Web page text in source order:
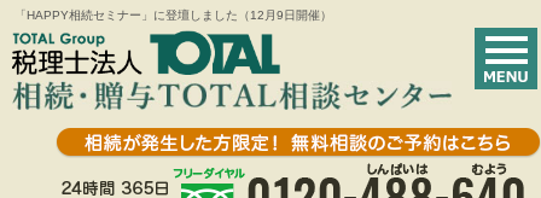
「HAPPY相続セミナー」に登壇しました（12月9日開催）